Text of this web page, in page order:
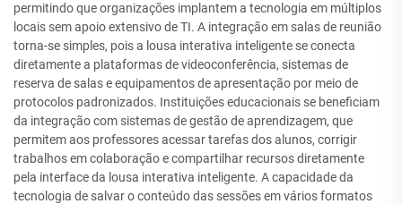
permitindo que organizações implantem a tecnologia em múltiplos
locais sem apoio extensivo de TI. A integração em salas de reunião
torna-se simples, pois a lousa interativa inteligente se conecta
diretamente a plataformas de videoconferência, sistemas de
reserva de salas e equipamentos de apresentação por meio de
protocolos padronizados. Instituições educacionais se beneficiam
da integração com sistemas de gestão de aprendizagem, que
permitem aos professores acessar tarefas dos alunos, corrigir
trabalhos em colaboração e compartilhar recursos diretamente
pela interface da lousa interativa inteligente. A capacidade da
tecnologia de salvar o conteúdo das sessões em vários formatos